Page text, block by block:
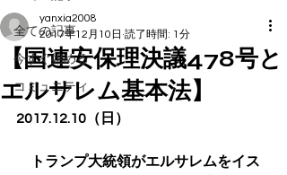
全ての記事
今すぐ始める
コミュニティ
【国連安保理決議478号と
エルサレム基本法】
yanxia2008
2017年12月10日 読了時間: 1分
2017.12.10（日）
トランプ大統領がエルサレムをイス